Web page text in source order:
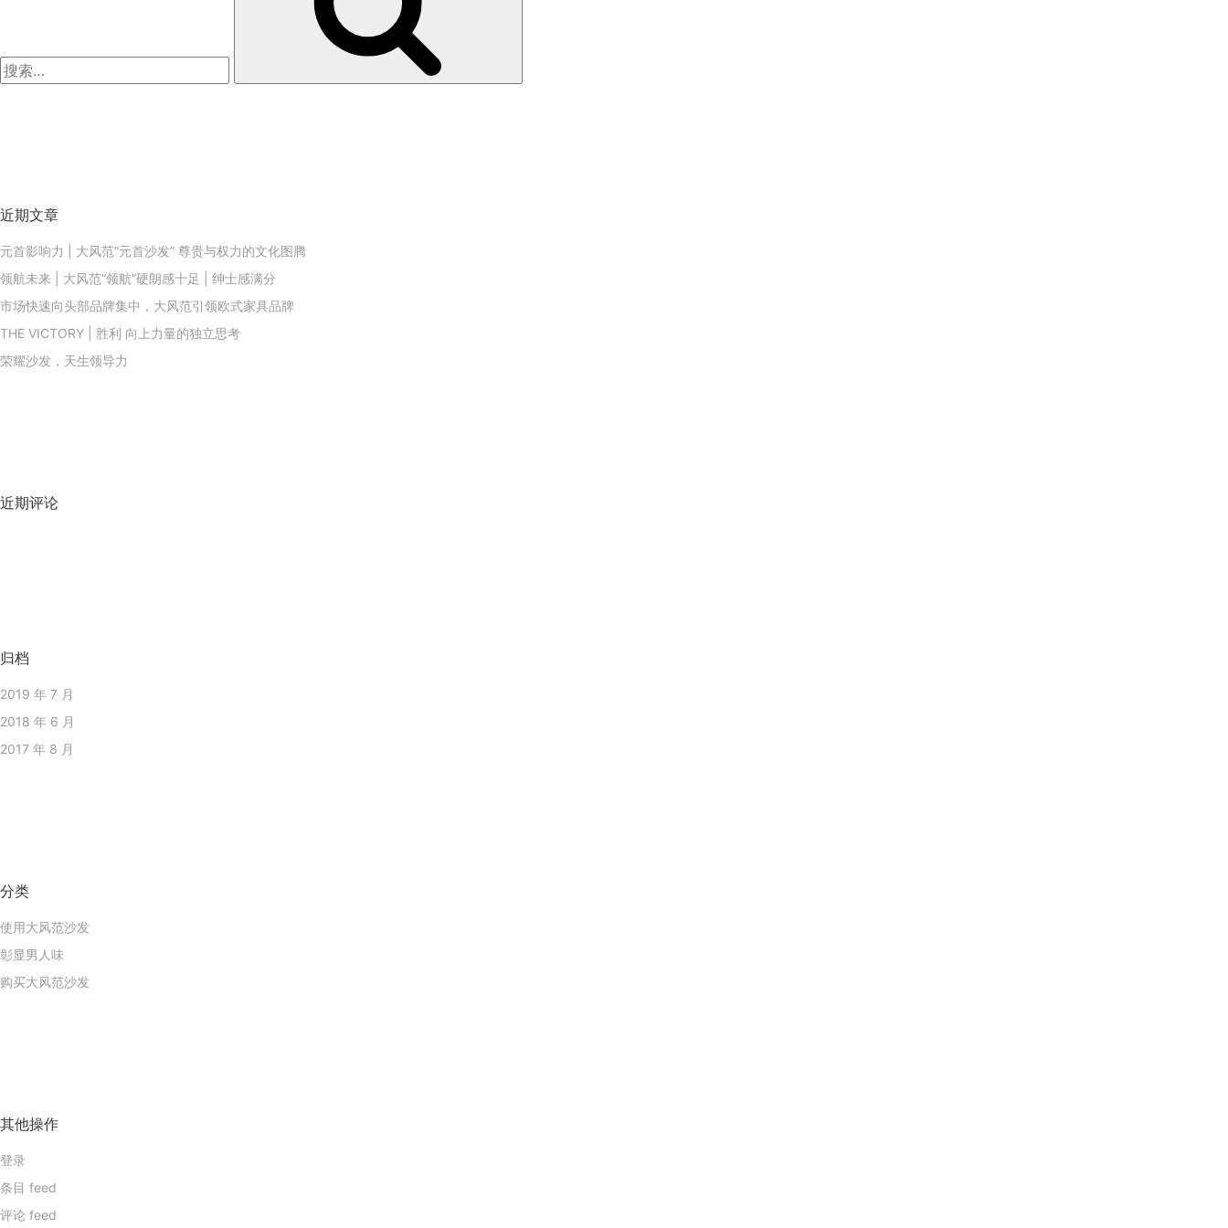
近期文章
元首影响力 | 大风范“元首沙发” 尊贵与权力的文化图腾
领航未来 | 大风范“领航”硬朗感十足 | 绅士感满分
市场快速向头部品牌集中，大风范引领欧式家具品牌
THE VICTORY | 胜利 向上力量的独立思考
荣耀沙发，天生领导力
近期评论
归档
2019 年 7 月
2018 年 6 月
2017 年 8 月
分类
使用大风范沙发
彰显男人味
购买大风范沙发
其他操作
登录
条目 feed
评论 feed